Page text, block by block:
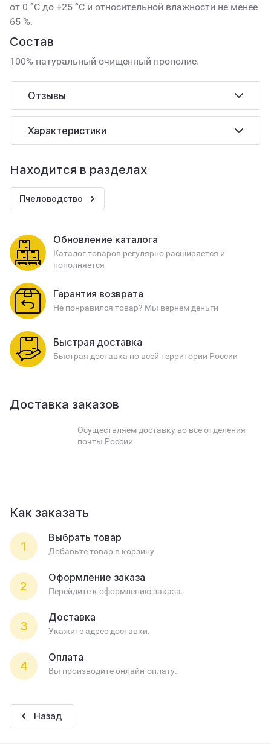
от 0 °С до +25 °С и относительной влажности не менее
65 %.
Состав
100% натуральный очищенный прополис.
Отзывы
Характеристики
Находится в разделах
Пчеловодство
Обновление каталога
Каталог товаров регулярно расширяется и
пополняется
Гарантия возврата
Не понравился товар? Мы вернем деньги
Быстрая доставка
Быстрая доставка по всей территории России
Доставка заказов
Осуществляем доставку во все отделения
почты России.
Как заказать
1
Выбрать товар
Добавьте товар в корзину.
2
Оформление заказа
Перейдите к оформлению заказа.
3
Доставка
Укажите адрес доставки.
4
Оплата
Вы производите онлайн-оплату.
Назад